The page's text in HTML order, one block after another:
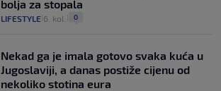
bolja za stopala
LIFESTYLE 6. kol. 0
Nekad ga je imala gotovo svaka kuća u
Jugoslaviji, a danas postiže cijenu od
nekoliko stotina eura